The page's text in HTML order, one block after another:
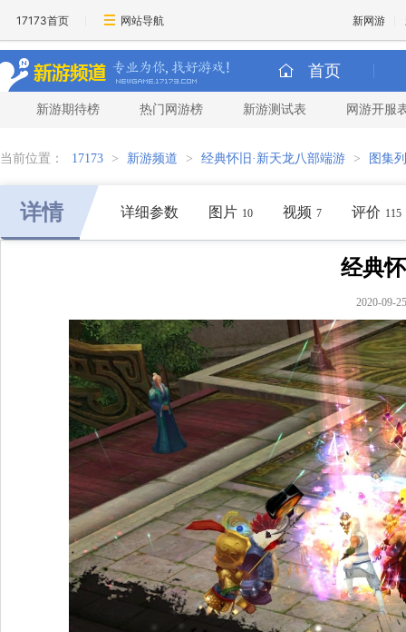
17173首页 网站导航 新网游
首页
新游期待榜 热门网游榜 新游测试表 网游开服
当前位置： 17173 > 新游频道 > 经典怀旧·新天龙八部端游 > 图集
详情 详细参数 图片 10 视频 7 评价 115
经典
2020-09-